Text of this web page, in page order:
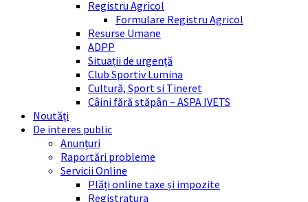
Registru Agricol
Formulare Registru Agricol
Resurse Umane
ADPP
Situații de urgență
Club Sportiv Lumina
Cultură, Sport si Tineret
Câini fără stăpân – ASPA IVETS
Noutăți
De interes public
Anunțuri
Raportări probleme
Servicii Online
Plăți online taxe și impozite
Registratura